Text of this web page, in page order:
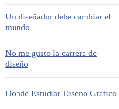
Un diseñador debe cambiar el
mundo
No me gusto la carrera de
diseño
Donde Estudiar Diseño Grafico